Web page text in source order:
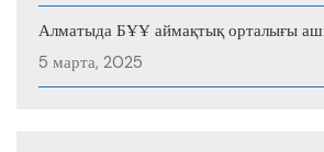
Алматыда БҰҰ аймақтық орталығы
5 марта, 2025